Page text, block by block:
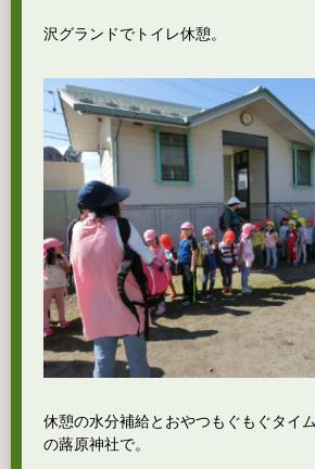
沢グランドでトイレ休憩。
休憩の水分補給とおやつもぐもぐタイ
の蕗原神社で。